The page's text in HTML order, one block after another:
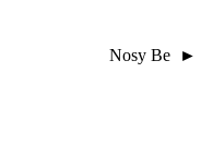
Nosy Be ►